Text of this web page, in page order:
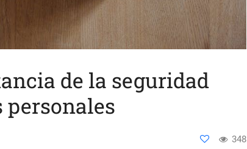
de la seguridad
348